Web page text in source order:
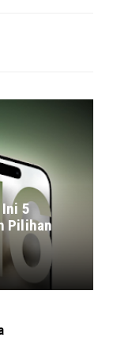
5
Pilihan